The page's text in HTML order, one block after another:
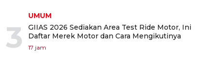
3
UMUM
GIIAS 2026 Sediakan Area Test Ride Motor, Ini
Daftar Merek Motor dan Cara Mengikutinya
17 jam